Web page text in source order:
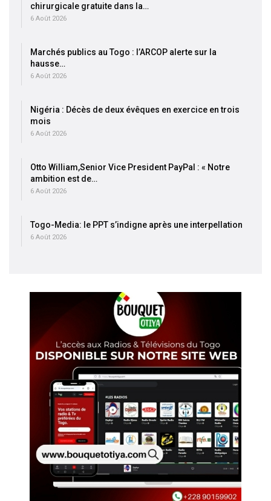
chirurgicale gratuite dans la…
6 Août 2026
Marchés publics au Togo : l’ARCOP alerte sur la
hausse…
6 Août 2026
Nigéria : Décès de deux évêques en exercice en trois
mois
6 Août 2026
Otto William,Senior Vice President PayPal : « Notre
ambition est de…
6 Août 2026
Togo-Media: le PPT s’indigne après une interpellation
6 Août 2026